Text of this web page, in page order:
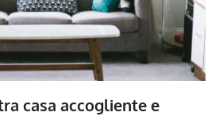
casa accogliente e